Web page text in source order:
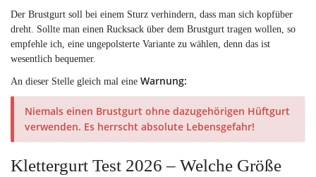
Der Brustgurt soll bei einem Sturz verhindern, dass man sich kopfüber
dreht. Sollte man einen Rucksack über dem Brustgurt tragen wollen, so
empfehle ich, eine ungepolsterte Variante zu wählen, denn das ist
wesentlich bequemer.
An dieser Stelle gleich mal eine Warnung:
Niemals einen Brustgurt ohne dazugehörigen Hüftgurt
verwenden. Es herrscht absolute Lebensgefahr!
Klettergurt Test 2026 – Welche Größe